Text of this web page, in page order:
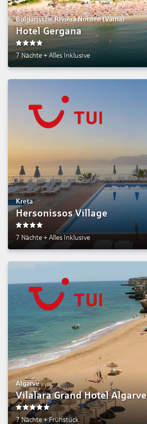
Bulgarische Riviera Norden (Varna)
Hotel Gergana
4
7 Nächte+Alles Inklusive
Kreta
Hersonissos Village
7 Nächte + Alles Inklusive
Algarve
Vilalara Grand Hotel Algarve
5
7 Nächte+Frühstück